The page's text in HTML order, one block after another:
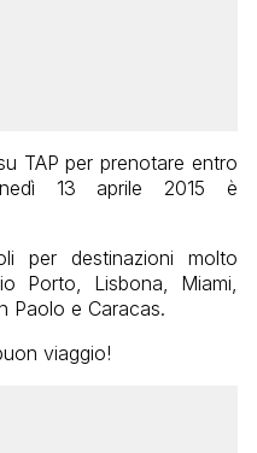
TAP per prenotare entro
13 aprile 2015 è
per destinazioni molto
Porto, Lisbona, Miami,
Paolo e Caracas.
viaggio!